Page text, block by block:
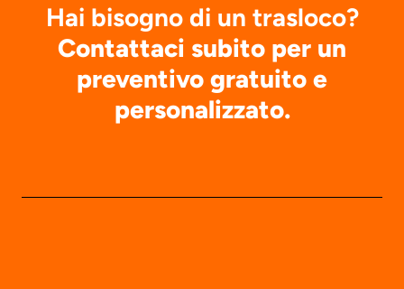
Hai bisogno di un trasloco?
Contattaci subito per un
preventivo gratuito e
personalizzato.